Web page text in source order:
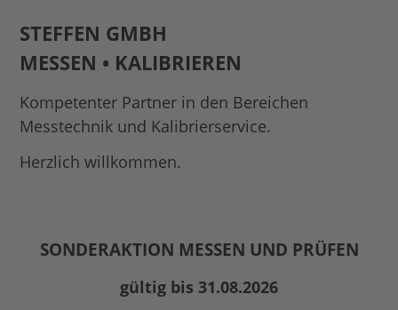
STEFFEN GMBH
MESSEN • KALIBRIEREN
Kompetenter Partner in den Bereichen
Messtechnik und Kalibrierservice.
Herzlich willkommen.
SONDERAKTION MESSEN UND PRÜFEN
gültig bis 31.08.2026